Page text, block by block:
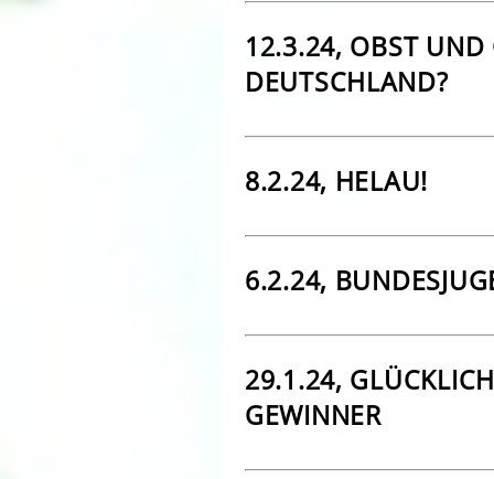
12.3.24, OBST UND
DEUTSCHLAND?
8.2.24, HELAU!
6.2.24,
29.1.24,
GEWINNER